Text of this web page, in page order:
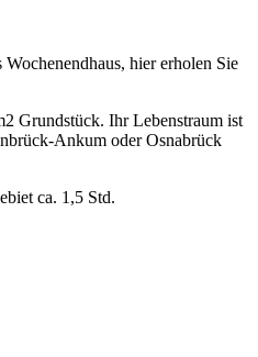
hier erholen Sie
Grundstück. Ihr Lebenstraum ist
Ankum oder Osnabrück
ca. 1,5 Std.